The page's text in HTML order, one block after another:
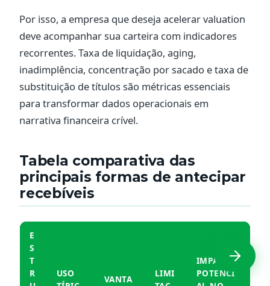
Por isso, a empresa que deseja acelerar valuation
deve acompanhar sua carteira com indicadores
recorrentes. Taxa de liquidação, aging,
inadimplência, concentração por sacado e taxa de
substituição de títulos são métricas essenciais
para transformar dados operacionais em
narrativa financeira crível.
Tabela comparativa das
principais formas de antecipar
recebíveis
E
S
T
R
USO
VANTA
LIMI
IMPACTO
POTENCI